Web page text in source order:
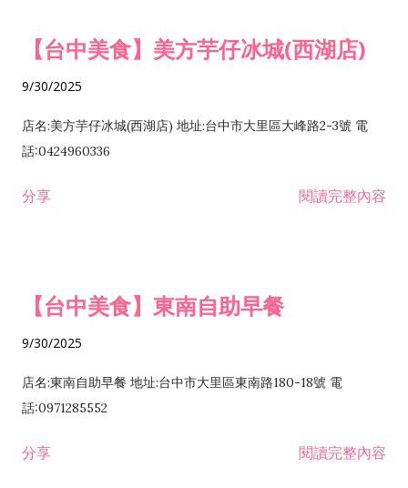
【台中美食】美方芋仔冰城(西湖店)
9/30/2025
店名:美方芋仔冰城(西湖店) 地址:台中市大里區大峰路2-3號 電
話:0424960336
分享 閱讀完整內容
【台中美食】東南自助早餐
9/30/2025
店名:東南自助早餐 地址:台中市大里區東南路180-18號 電
話:0971285552
分享 閱讀完整內容